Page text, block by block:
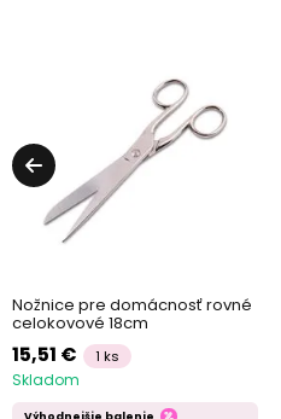
Nožnice pre domácnosť rovné
celokovové 18cm
15,51 € 1 ks
Skladom